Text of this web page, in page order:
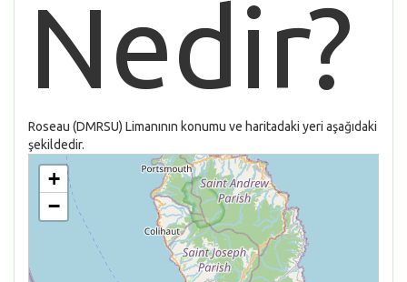
Nedir?
Roseau (DMRSU) Limanının konumu ve haritadaki yeri aşağıdaki
şekildedir.
+
−